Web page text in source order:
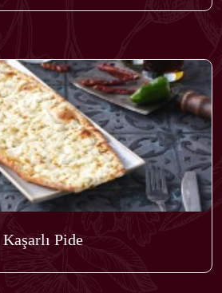
Kaşarlı Pide